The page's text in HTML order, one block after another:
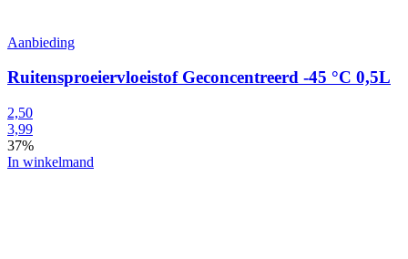
Aanbieding
Ruitensproeiervloeistof Geconcentreerd -45 °C 0,5L
2,50
3,99
37%
In winkelmand